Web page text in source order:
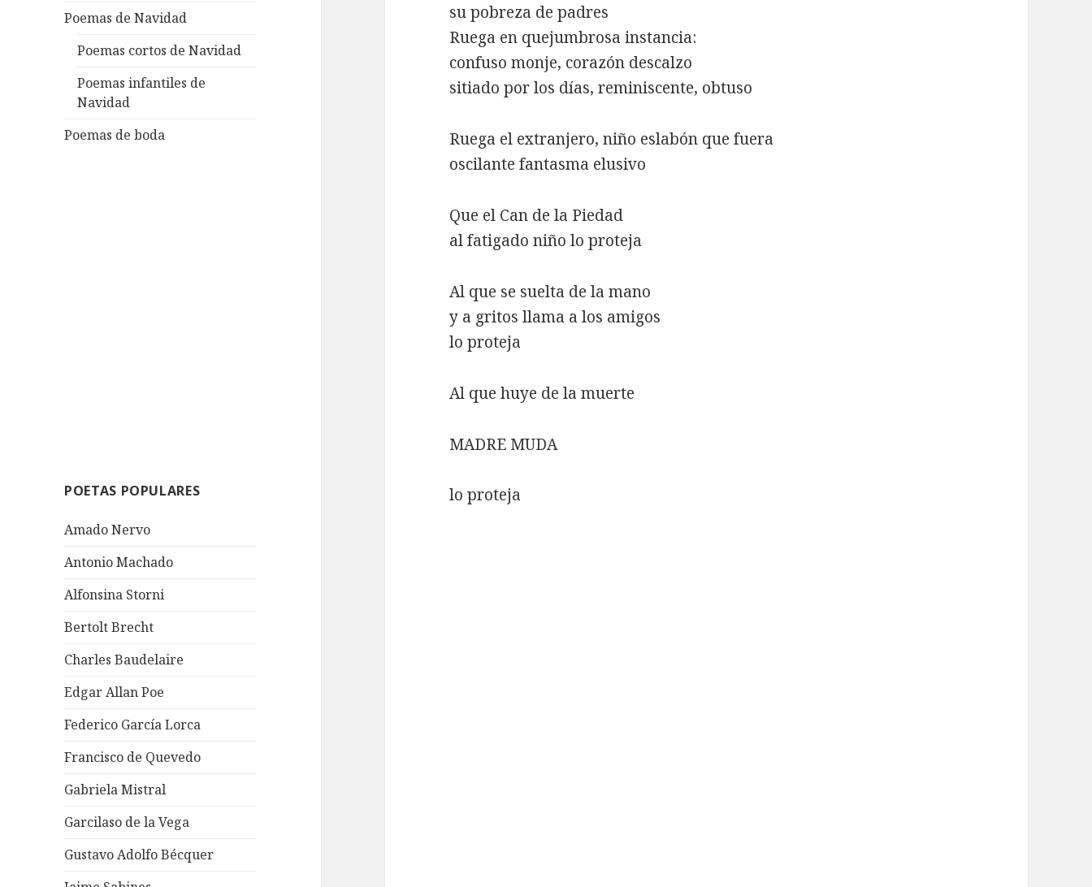
Poemas de Navidad
Poemas cortos de Navidad
Poemas infantiles de
Navidad
Poemas de boda
POETAS POPULARES
Amado Nervo
Antonio Machado
Alfonsina Storni
Bertolt Brecht
Charles Baudelaire
Edgar Allan Poe
Federico García Lorca
Francisco de Quevedo
Gabriela Mistral
Garcilaso de la Vega
Gustavo Adolfo Bécquer
su pobreza de padres
Ruega en quejumbrosa instancia:
confuso monje, corazón descalzo
sitiado por los días, reminiscente, obtuso
Ruega el extranjero, niño eslabón que fuera
oscilante fantasma elusivo
Que el Can de la Piedad
al fatigado niño lo proteja
Al que se suelta de la mano
y a gritos llama a los amigos
lo proteja
Al que huye de la muerte
MADRE MUDA
lo proteja